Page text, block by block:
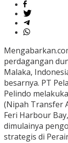
perdagangan
Malaka,
besarnya. PT
Pelindo
(Nipah Transfer
Feri Harbour
dimulainya
strategis di